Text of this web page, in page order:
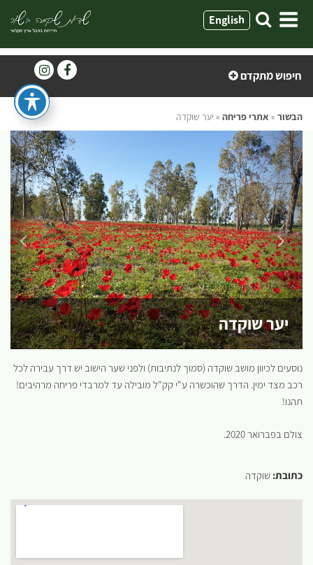
לתוכן
English
חיפוש מתקדם
הבשור » אתרי פריחה » יער שוקדה
יער שוקדה
נוסעים לכיוון מושב שוקדה (סמוך לנתיבות) ולפני שער הישוב יש דרך עבירה לכל
רכב מצד ימין. הדרך שהוכשרה ע"י קק"ל מובילה עד למרבדי פריחה מרהיבים!
תהנו!
צולם בפברואר 2020.
כתובת: שוקדה